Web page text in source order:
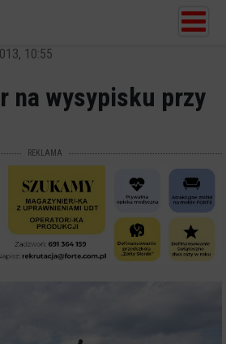
10:55
na wysypisku przy
REKLAMA